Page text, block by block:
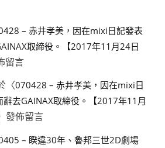
– 赤井孝美，因在mixi日記發表
取締役。【2017年11月24日
留言
〈070428 – 赤井孝美，因在mixi日
辭去GAINAX取締役。【2017年11月
發佈留言
– 睽違30年、魯邦三世2D劇場